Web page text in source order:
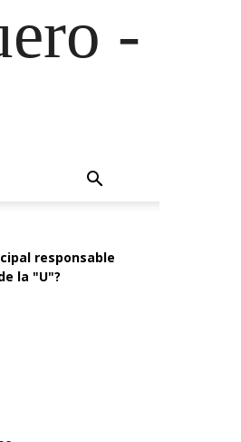
-
responsable
la "U"?